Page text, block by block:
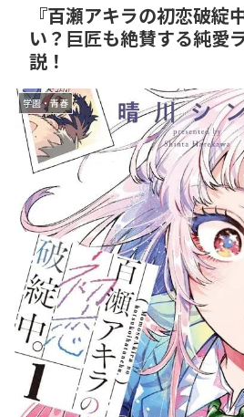
『百瀬アキラの初恋破綻
い？巨匠も絶賛する純愛
説！
学園・青春